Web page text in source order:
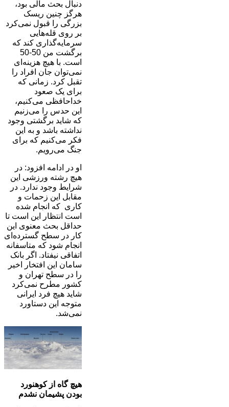
دنبال بحث مالی بود،
هرگز چنین ریسک
بزرگی را قبول نمی‌کرد
بر روی قله‌هایی
سرمایه‌گذاری کند که
برگشت من 50-50
است. با هیچ هزینه‌ای
نمی‌توان جان افراد را
تقبل کرد. زمانی که
برای یک صعود
خداحافظی می‌کنیم،
این حدس را می‌زنیم
که شاید برگشتی وجود
نداشته باشد و به این
فکر می‌کنیم که برای
جنگ می‌رویم.
او در ادامه افزود: در
هیچ رشته ورزشی این
شرایط وجود ندارد. در
مقابل این زحمات و
کاری که انجام شده
است انتظار این است تا
حداقل بحث معنوی این
کار در سطح گسترده‌ای
انجام شود که متاسفانه
اتفاقی نیفتاد. اگر بانک
سامان این افتخار اخیر
را در سطح تهران و
کشور مطرح نمی‌کرد
شاید هیچ فرد ایرانی
متوجه این دستاورد
نمی‌شد.
هیچ گاه از کوهنورد
بودن پشیمان نشدم